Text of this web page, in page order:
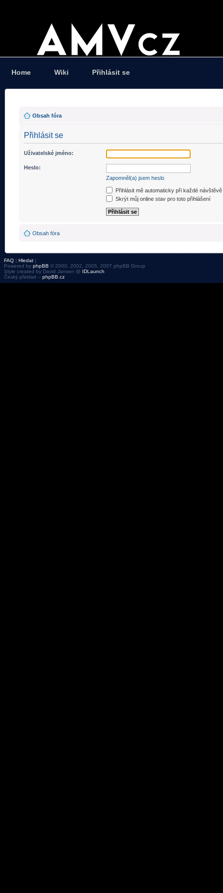
Home Wiki Přihlásit se
Obsah fóra
Přihlásit se
Uživatelské jméno:
Heslo:
Zapomněl(a) jsem heslo
Přihlásit mě automaticky při každé návštěvě
Skrýt můj online stav pro toto přihlášení
Obsah fóra
FAQ | Hledat |
Powered by phpBB © 2000, 2002, 2005, 2007 phpBB Group
Style created by David Jansen @ IDLaunch
Český překlad – phpBB.cz